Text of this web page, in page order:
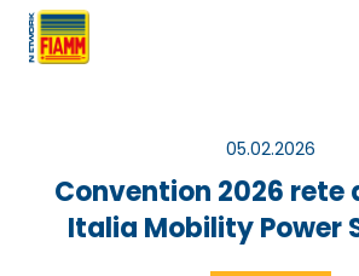
05.02.2026
Convention 2026 rete
Italia Mobility Power